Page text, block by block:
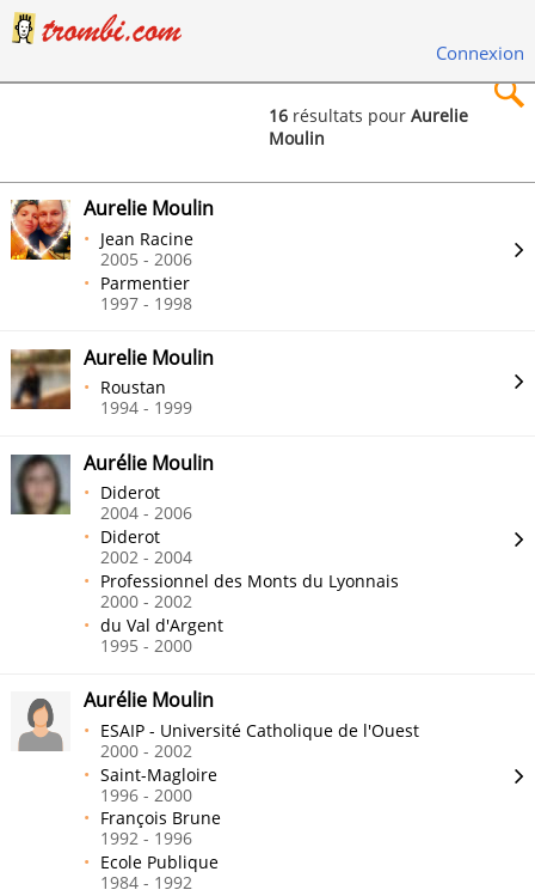
Connexion
Rechercher
16résultats pour Aurelie
Moulin
Aurelie Moulin
Jean Racine
2005 - 2006
Parmentier
1997 - 1998
Aurelie Moulin
Roustan
1994 - 1999
Aurélie Moulin
Diderot
2004 - 2006
Diderot
2002 - 2004
Professionnel des Monts du Lyonnais
2000 - 2002
du Val d'Argent
1995 - 2000
Aurélie Moulin
ESAIP - Université Catholique de l'Ouest
2000 - 2002
Saint-Magloire
1996 - 2000
François Brune
1992 - 1996
Ecole Publique
1984 - 1992